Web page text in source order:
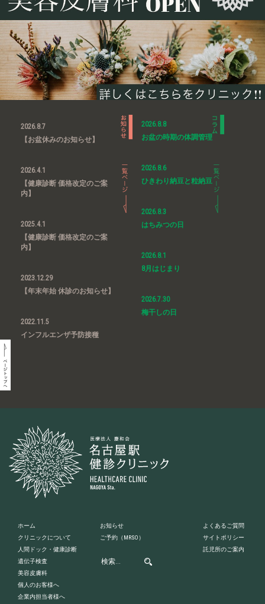
2026.8.7
【お盆休みのお知らせ】
2026.4.1
【健康診断 価格改定のご案
内】
2025.4.1
【健康診断 価格改定のご案
内】
2023.12.29
【年末年始 休診のお知らせ】
2022.11.5
インフルエンザ予防接種
2026.8.8
お盆の時期の体調管理
2026.8.6
ひきわり納豆と粒納豆
2026.8.3
はちみつの日
2026.8.1
8月はじまり
2026.7.30
梅干しの日
ホーム
クリニックについて
人間ドック・健康診断
遺伝子検査
美容皮膚科
個人のお客様へ
企業内担当者様へ
お知らせ
ご予約 （MRSO）
よくあるご質問
サイトポリシー
託児所のご案内